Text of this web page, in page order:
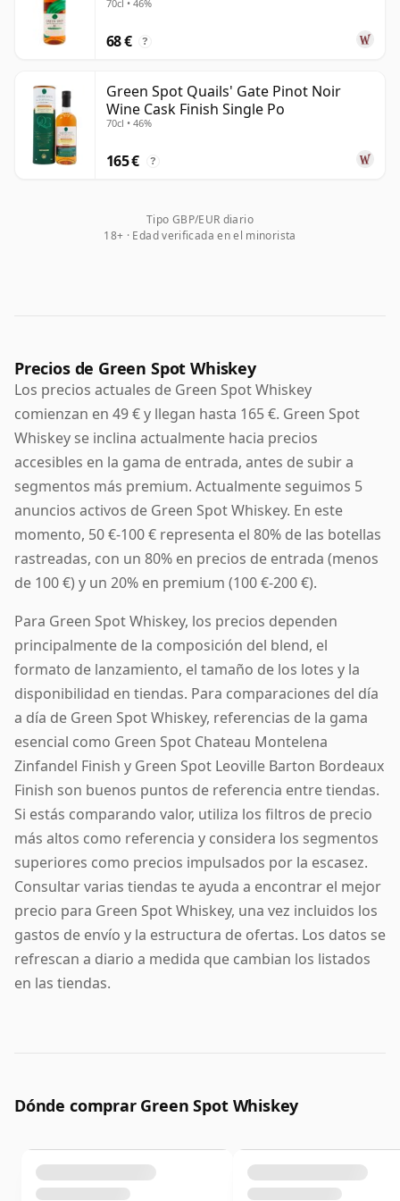
70cl • 46%
68 € ?
Green Spot Quails' Gate Pinot Noir
Wine Cask Finish Single Po
70cl • 46%
165 € ?
Tipo GBP/EUR diario
18+ · Edad verificada en el minorista
Precios de Green Spot Whiskey
Los precios actuales de Green Spot Whiskey
comienzan en 49 € y llegan hasta 165 €. Green Spot
Whiskey se inclina actualmente hacia precios
accesibles en la gama de entrada, antes de subir a
segmentos más premium. Actualmente seguimos 5
anuncios activos de Green Spot Whiskey. En este
momento, 50 €-100 € representa el 80% de las botellas
rastreadas, con un 80% en precios de entrada (menos
de 100 €) y un 20% en premium (100 €-200 €).
Para Green Spot Whiskey, los precios dependen
principalmente de la composición del blend, el
formato de lanzamiento, el tamaño de los lotes y la
disponibilidad en tiendas. Para comparaciones del día
a día de Green Spot Whiskey, referencias de la gama
esencial como Green Spot Chateau Montelena
Zinfandel Finish y Green Spot Leoville Barton Bordeaux
Finish son buenos puntos de referencia entre tiendas.
Si estás comparando valor, utiliza los filtros de precio
más altos como referencia y considera los segmentos
superiores como precios impulsados por la escasez.
Consultar varias tiendas te ayuda a encontrar el mejor
precio para Green Spot Whiskey, una vez incluidos los
gastos de envío y la estructura de ofertas. Los datos se
refrescan a diario a medida que cambian los listados
en las tiendas.
Dónde comprar Green Spot Whiskey